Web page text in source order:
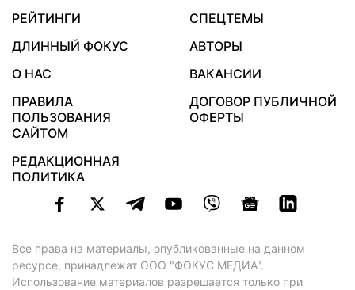
РЕЙТИНГИ
СПЕЦТЕМЫ
ДЛИННЫЙ ФОКУС
АВТОРЫ
О НАС
ВАКАНСИИ
ПРАВИЛА
ПОЛЬЗОВАНИЯ
САЙТОМ
ДОГОВОР ПУБЛИЧНОЙ
ОФЕРТЫ
РЕДАКЦИОННАЯ
ПОЛИТИКА
Все права на материалы, опубликованные на данном
ресурсе, принадлежат ООО "ФОКУС МЕДИА".
Использование материалов разрешается только при